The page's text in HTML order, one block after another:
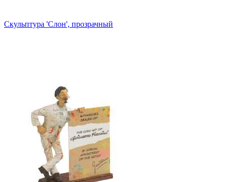
Скульптура 'Слон', прозрачный